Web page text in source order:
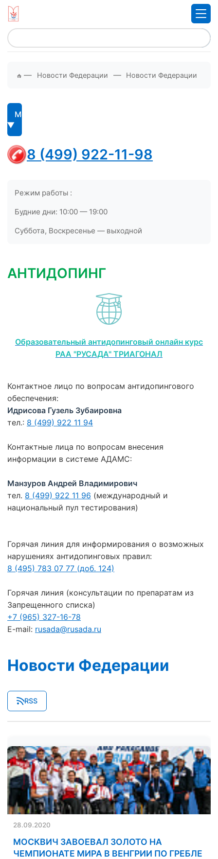
— Новости Федерации — Новости Федерации
Меню
8 (499) 922-11-98
Режим работы :
Будние дни: 10:00 — 19:00
Суббота, Воскресенье — выходной
АНТИДОПИНГ
Образовательный антидопинговый онлайн курс
РАА "РУСАДА" ТРИАГОНАЛ
Контактное лицо по вопросам антидопингового
обеспечения:
Идрисова Гузель Зубаировна
тел.: 8 (499) 922 11 94
Контактные лица по вопросам внесения
информации в системе АДАМС:
Манзуров Андрей Владимирович
тел. 8 (499) 922 11 96 (международный и
национальный пул тестирования)
Горячая линия для информирования о возможных
нарушениях антидопинговых правил:
8 (495) 783 07 77 (доб. 124)
Горячая линия (консультации по препаратам из
Запрещенного списка)
+7 (965) 327-16-78
E-mail: rusada@rusada.ru
Новости Федерации
RSS
28.09.2020
МОСКВИЧ ЗАВОЕВАЛ ЗОЛОТО НА
ЧЕМПИОНАТЕ МИРА В ВЕНГРИИ ПО ГРЕБЛЕ